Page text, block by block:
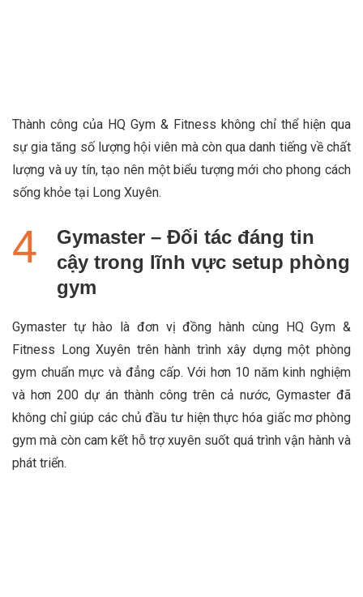
Thành công của HQ Gym & Fitness không chỉ thể hiện qua
sự gia tăng số lượng hội viên mà còn qua danh tiếng về chất
lượng và uy tín, tạo nên một biểu tượng mới cho phong cách
sống khỏe tại Long Xuyên.
Gymaster – Đối tác đáng tin
cậy trong lĩnh vực setup phòng
gym
Gymaster tự hào là đơn vị đồng hành cùng HQ Gym &
Fitness Long Xuyên trên hành trình xây dựng một phòng
gym chuẩn mực và đẳng cấp. Với hơn 10 năm kinh nghiệm
và hơn 200 dự án thành công trên cả nước, Gymaster đã
không chỉ giúp các chủ đầu tư hiện thực hóa giấc mơ phòng
gym mà còn cam kết hỗ trợ xuyên suốt quá trình vận hành và
phát triển.